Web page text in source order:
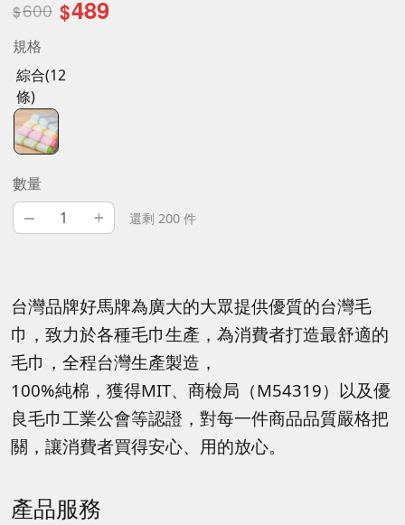
$600 $489
規格
綜合(12
條)
數量
– + 還剩 200 件
台灣品牌好馬牌為廣大的大眾提供優質的台灣毛
巾，致力於各種毛巾生產，為消費者打造最舒適的
毛巾，全程台灣生產製造，
100%純棉，獲得MIT、商檢局（M54319）以及優
良毛巾工業公會等認證，對每一件商品品質嚴格把
關，讓消費者買得安心、用的放心。
產品服務